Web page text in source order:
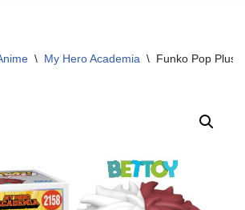
\ My Hero Academia \ Funko Pop Plus